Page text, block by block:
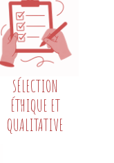
SÉLECTION
ÉTHIQUE ET
QUALITATIVE